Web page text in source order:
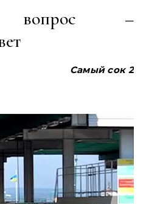
вопрос –
Самый сок 2